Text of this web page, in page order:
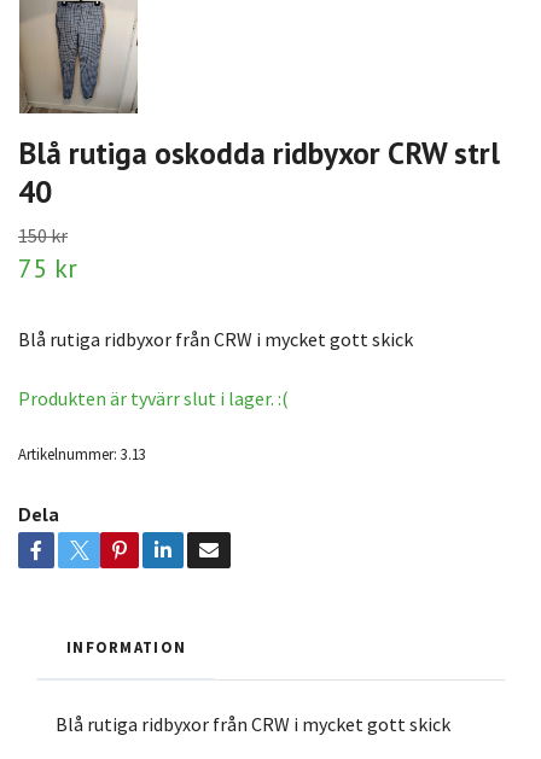
Blå rutiga oskodda ridbyxor CRW strl
40
150 kr
75 kr
Blå rutiga ridbyxor från CRW i mycket gott skick
Produkten är tyvärr slut i lager. :(
Artikelnummer: 3.13
Dela
INFORMATION
Blå rutiga ridbyxor från CRW i mycket gott skick